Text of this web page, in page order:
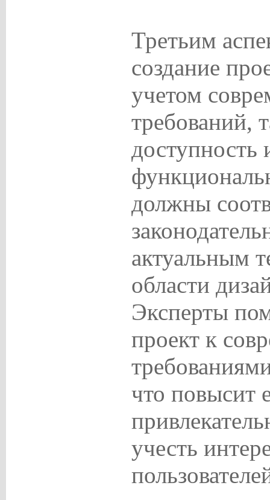
Третьим
создание
учетом
требований,
доступность
должны
актуальным
области
Эксперты
проект к
что повысит
учесть